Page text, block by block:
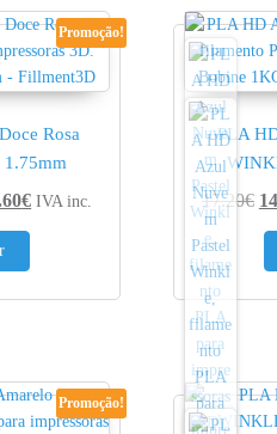
Promoção!
Rosa
€Price range: 14.31€ through
IVA inc.
PLA
17.20€
Promoção!